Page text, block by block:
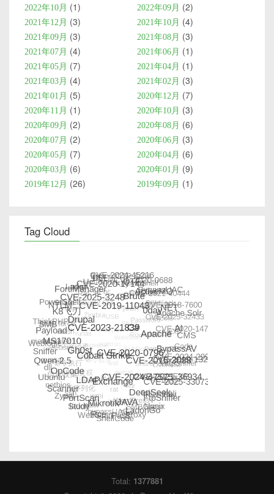
2022年10月 1 2022年09月 2
2021年12月 3 2021年10月 4
2021年09月 3 2021年08月 3
2021年07月 4 2021年06月 1
2021年05月 7 2021年04月 1
2021年03月 4 2021年02月 3
2021年01月 5 2020年12月 7
2020年11月 1 2020年10月 3
2020年09月 2 2020年08月 6
2020年07月 2 2020年06月 3
2020年05月 7 2020年04月 6
2020年03月 6 2020年01月 9
2019年12月 26 2019年09月 1
Tag Cloud
Total: 1377881